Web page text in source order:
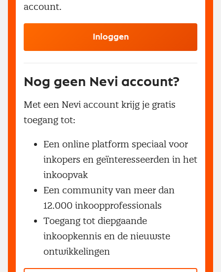
account.
Inloggen
Nog geen Nevi account?
Met een Nevi account krijg je gratis
toegang tot:
Een online platform speciaal voor
inkopers en geïnteresseerden in het
inkoopvak
Een community van meer dan
12.000 inkoopprofessionals
Toegang tot diepgaande
inkoopkennis en de nieuwste
ontwikkelingen